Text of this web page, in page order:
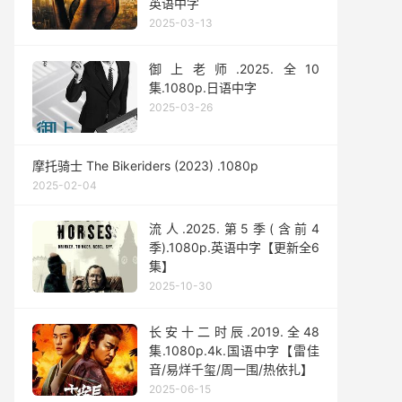
英语中字
2025-03-13
御上老师.2025.全10
集.1080p.日语中字
2025-03-26
摩托骑士 The Bikeriders (2023) .1080p
2025-02-04
流人.2025.第5季(含前4
季).1080p.英语中字【更新全6
集】
2025-10-30
长安十二时辰.2019.全48
集.1080p.4k.国语中字【雷佳
音/易烊千玺/周一围/热依扎】
2025-06-15